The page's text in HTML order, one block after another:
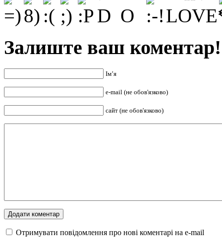
Залиште ваш коментар!
Ім’я
e-mail (не обов'язково)
сайт (не обов'язково)
Отримувати повідомлення про нові коментарі на е-mail